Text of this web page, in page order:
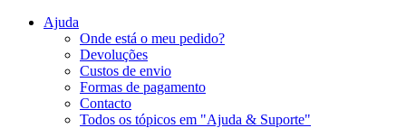
Ajuda
Onde está o meu pedido?
Devoluções
Custos de envio
Formas de pagamento
Contacto
Todos os tópicos em "Ajuda & Suporte"